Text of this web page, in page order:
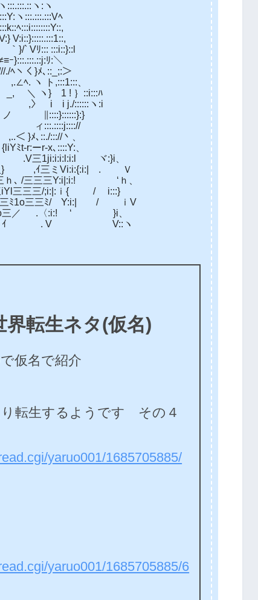
ヽ:ヽ
:::.:::.:::Vﾍ
:::i::::::::Y::,
Vﾘ::: :::i::}::l
ﾘ:＼
}ﾒ､::_;:＞
,:::1:::、
1 ! ｝::i:::ﾊ
i i j./::::::ヽ:i
:::.::::j:::://
}ﾒ､::./::://丶、
ーr-x､::::Y:、
三1ji:i:i:l:i:l ヾ:}i、
三ミVi:i:{:i:| . Ｖ
三三Y:i|:i:! ‘ｈ、
三三/;i:|:ｉ{ / i:::}
三三ﾐ/ Y:i:| / ｉV
／ .〈:i:! ‘ }i、
`＜ミｲ . V V::ヽ
転生ネタ(仮名)
仮名で紹介
り転生するようです その４
yaruo001/1685705885/
yaruo001/1685705885/6